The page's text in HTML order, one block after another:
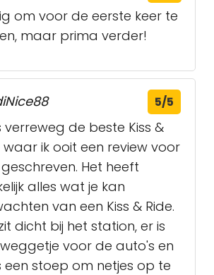
om voor de eerste keer te
maar prima verder!
5/5
verreweg de beste Kiss &
waar ik ooit een review voor
Het heeft
alles wat je kan
van een Kiss & Ride.
dicht bij het station, er is
voor de auto's en
een stoep om netjes op te